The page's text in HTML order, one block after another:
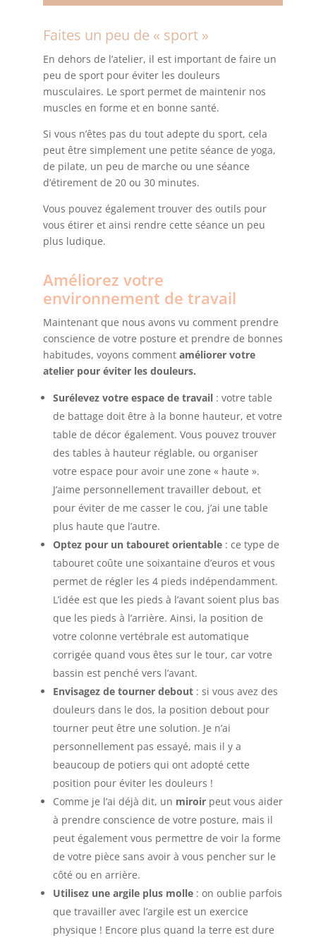
Faites un peu de « sport »
En dehors de l’atelier, il est important de faire un
peu de sport pour éviter les douleurs
musculaires. Le sport permet de maintenir nos
muscles en forme et en bonne santé.
Si vous n’êtes pas du tout adepte du sport, cela
peut être simplement une petite séance de yoga,
de pilate, un peu de marche ou une séance
d’étirement de 20 ou 30 minutes.
Vous pouvez également trouver des outils pour
vous étirer et ainsi rendre cette séance un peu
plus ludique.
Améliorez votre
environnement de travail
Maintenant que nous avons vu comment prendre
conscience de votre posture et prendre de bonnes
habitudes, voyons comment améliorer votre
atelier pour éviter les douleurs.
Surélevez votre espace de travail: votre table
de battage doit être à la bonne hauteur, et votre
table de décor également. Vous pouvez trouver
des tables à hauteur réglable, ou organiser
votre espace pour avoir une zone « haute ».
J’aime personnellement travailler debout, et
pour éviter de me casser le cou, j’ai une table
plus haute que l’autre.
Optez pour un tabouret orientable: ce type de
tabouret coûte une soixantaine d’euros et vous
permet de régler les 4 pieds indépendamment.
L’idée est que les pieds à l’avant soient plus bas
que les pieds à l’arrière. Ainsi, la position de
votre colonne vertébrale est automatique
corrigée quand vous êtes sur le tour, car votre
bassin est penché vers l’avant.
Envisagez de tourner debout: si vous avez des
douleurs dans le dos, la position debout pour
tourner peut être une solution. Je n’ai
personnellement pas essayé, mais il y a
beaucoup de potiers qui ont adopté cette
position pour éviter les douleurs !
Comme je l’ai déjà dit, un miroirpeut vous aider
à prendre conscience de votre posture, mais il
peut également vous permettre de voir la forme
de votre pièce sans avoir à vous pencher sur le
côté ou en arrière.
Utilisez une argile plus molle: on oublie parfois
que travailler avec l’argile est un exercice
physique ! Encore plus quand la terre est dure